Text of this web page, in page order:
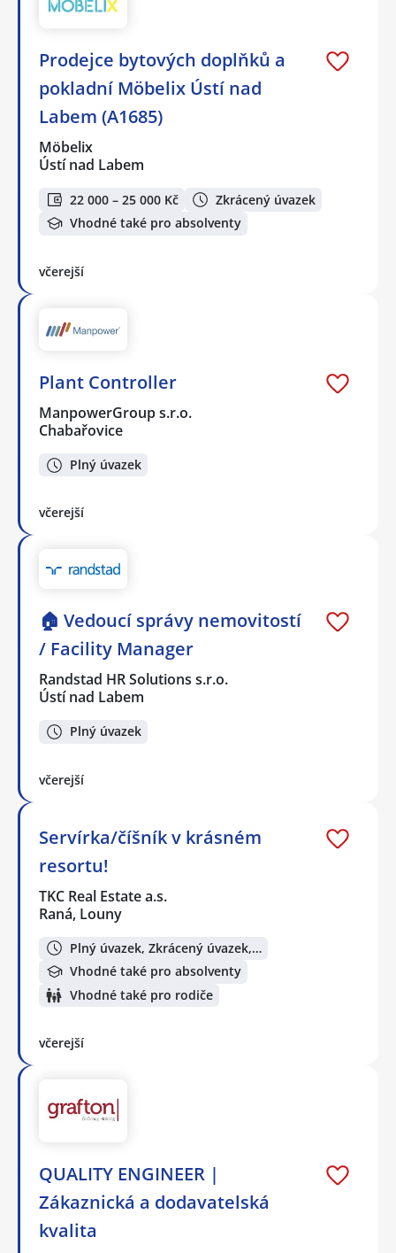
Prodejce bytových doplňků a
pokladní Möbelix Ústí nad
Labem (A1685)
Möbelix
Ústí nad Labem
22 000 – 25 000 Kč
Zkrácený úvazek
Vhodné také pro absolventy
včerejší
Plant Controller
ManpowerGroup s.r.o.
Chabařovice
Plný úvazek
včerejší
🏠 Vedoucí správy nemovitostí
/ Facility Manager
Randstad HR Solutions s.r.o.
Ústí nad Labem
Plný úvazek
včerejší
Servírka/číšník v krásném
resortu!
TKC Real Estate a.s.
Raná, Louny
Plný úvazek, Zkrácený úvazek,…
Vhodné také pro absolventy
Vhodné také pro rodiče
včerejší
QUALITY ENGINEER |
Zákaznická a dodavatelská
kvalita